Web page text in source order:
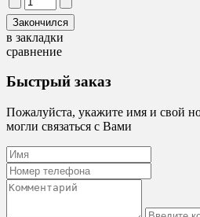
в закладки
сравнение
Быстрый заказ
Пожалуйста, укажите имя и свой
могли связаться с Вами